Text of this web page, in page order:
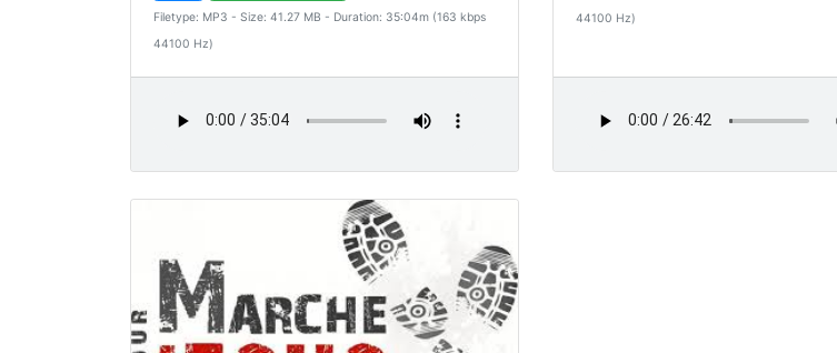
Filetype: MP3 - Size: 41.27 MB - Duration: 35:04m (163 kbps
44100 Hz)
44100 Hz)